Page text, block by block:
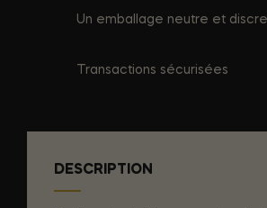
Un emballage neutre et
Transactions sécurisées
DESCRIPTION